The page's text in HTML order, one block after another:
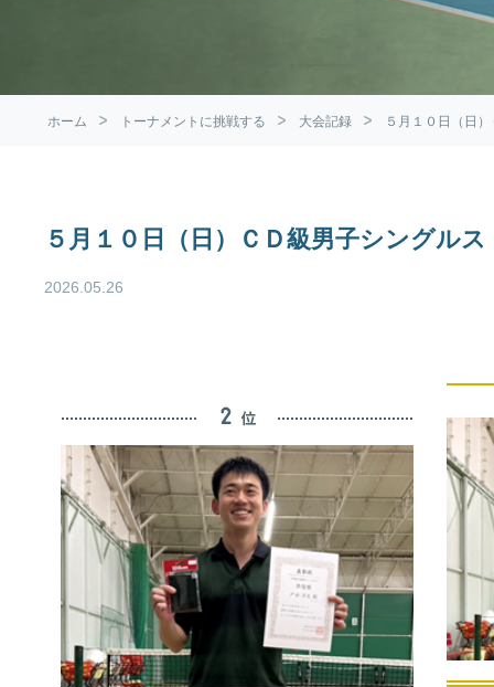
ホーム トーナメントに挑戦する 大会記録 ５月１０日（日
５月１０日（日）ＣＤ級男子シングルス
2026.05.26